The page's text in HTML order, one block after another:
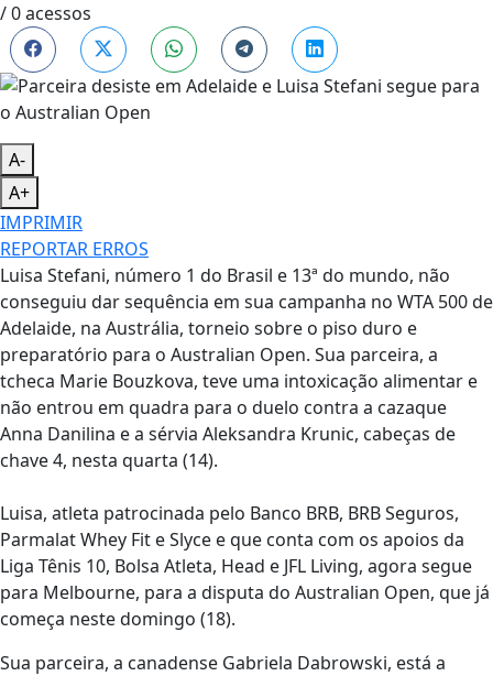
/ 0 acessos
A-
A+
IMPRIMIR
REPORTAR ERROS
Luisa Stefani, número 1 do Brasil e 13ª do mundo, não
conseguiu dar sequência em sua campanha no WTA 500 de
Adelaide, na Austrália, torneio sobre o piso duro e
preparatório para o Australian Open. Sua parceira, a
tcheca Marie Bouzkova, teve uma intoxicação alimentar e
não entrou em quadra para o duelo contra a cazaque
Anna Danilina e a sérvia Aleksandra Krunic, cabeças de
chave 4, nesta quarta (14).
Luisa, atleta patrocinada pelo Banco BRB, BRB Seguros,
Parmalat Whey Fit e Slyce e que conta com os apoios da
Liga Tênis 10, Bolsa Atleta, Head e JFL Living, agora segue
para Melbourne, para a disputa do Australian Open, que já
começa neste domingo (18).
Sua parceira, a canadense Gabriela Dabrowski, está a